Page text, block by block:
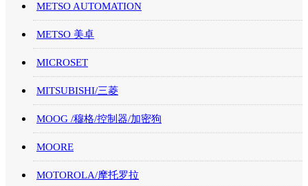
METSO AUTOMATION
METSO 美卓
MICROSET
MITSUBISHI/三菱
MOOG /穆格/控制器/加密狗
MOORE
MOTOROLA/摩托罗拉